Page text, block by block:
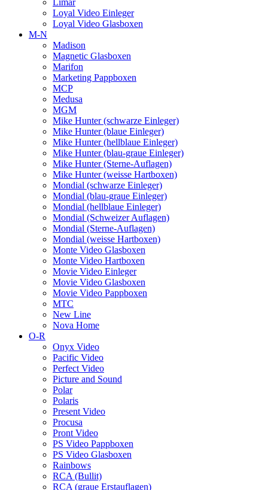
Limar
Loyal Video Einleger
Loyal Video Glasboxen
M-N
Madison
Magnetic Glasboxen
Marifon
Marketing Pappboxen
MCP
Medusa
MGM
Mike Hunter (schwarze Einleger)
Mike Hunter (blaue Einleger)
Mike Hunter (hellblaue Einleger)
Mike Hunter (blau-graue Einleger)
Mike Hunter (Sterne-Auflagen)
Mike Hunter (weisse Hartboxen)
Mondial (schwarze Einleger)
Mondial (blau-graue Einleger)
Mondial (hellblaue Einleger)
Mondial (Schweizer Auflagen)
Mondial (Sterne-Auflagen)
Mondial (weisse Hartboxen)
Monte Video Glasboxen
Monte Video Hartboxen
Movie Video Einleger
Movie Video Glasboxen
Movie Video Pappboxen
MTC
New Line
Nova Home
O-R
Onyx Video
Pacific Video
Perfect Video
Picture and Sound
Polar
Polaris
Present Video
Procusa
Pront Video
PS Video Pappboxen
PS Video Glasboxen
Rainbows
RCA (Bullit)
RCA (graue Erstauflagen)